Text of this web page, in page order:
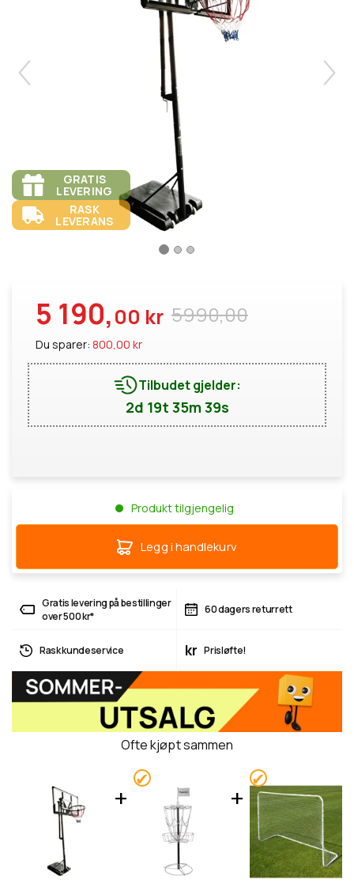
GRATIS
LEVERING
RASK
LEVERANS
5990,00
5 190,00 kr
Du sparer: 800,00 kr
Tilbudet gjelder:
2d 19t 35m 39s
Produkt tilgjengelig
Legg i handlekurv
Gratis levering på bestillinger
over 500 kr*
60 dagers returrett
Rask kundeservice kr Prisløfte!
Ofte kjøpt sammen